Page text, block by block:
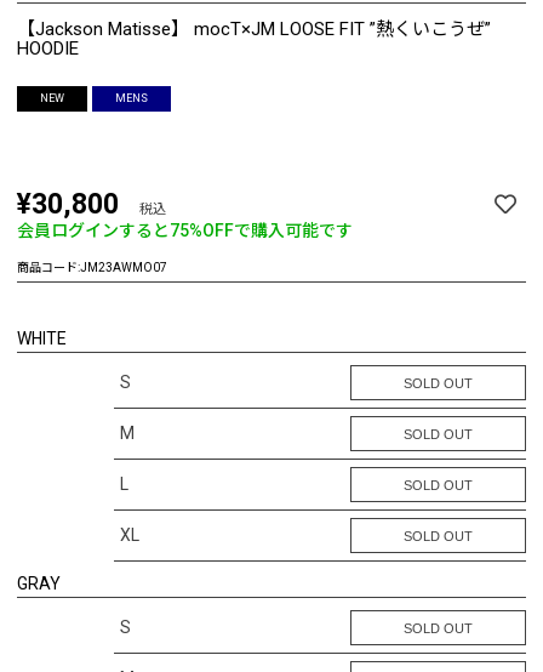
【Jackson Matisse】 mocT×JM LOOSE FIT ”熱くいこうぜ”
HOODIE
NEW MENS
¥30,800 税込
会員ログインすると75%OFFで購入可能です
商品コード:JM23AWMO07
WHITE
S SOLD OUT
M SOLD OUT
L SOLD OUT
XL SOLD OUT
GRAY
S SOLD OUT